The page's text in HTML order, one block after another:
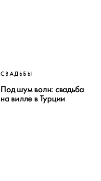
СВАДЬБЫ
Под шум волн: свадьба
на вилле в Турции